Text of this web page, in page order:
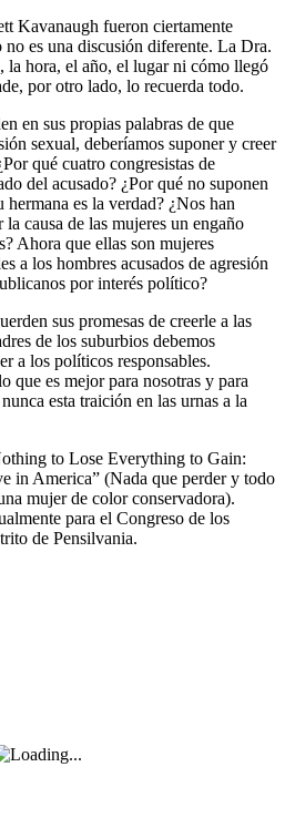
Kavanaugh fueron ciertamente
no es una discusión diferente. La Dra.
la hora, el año, el lugar ni cómo llegó
por otro lado, lo recuerda todo.
en sus propias palabras de que
sexual, deberíamos suponer y creer
qué cuatro congresistas de
del acusado? ¿Por qué no suponen
hermana es la verdad? ¿Nos han
causa de las mujeres un engaño
Ahora que ellas son mujeres
a los hombres acusados de agresión
por interés político?
sus promesas de creerle a las
de los suburbios debemos
a los políticos responsables.
que es mejor para nosotras y para
esta traición en las urnas a la
to Lose Everything to Gain:
in America” (Nada que perder y todo
mujer de color conservadora).
para el Congreso de los
de Pensilvania.